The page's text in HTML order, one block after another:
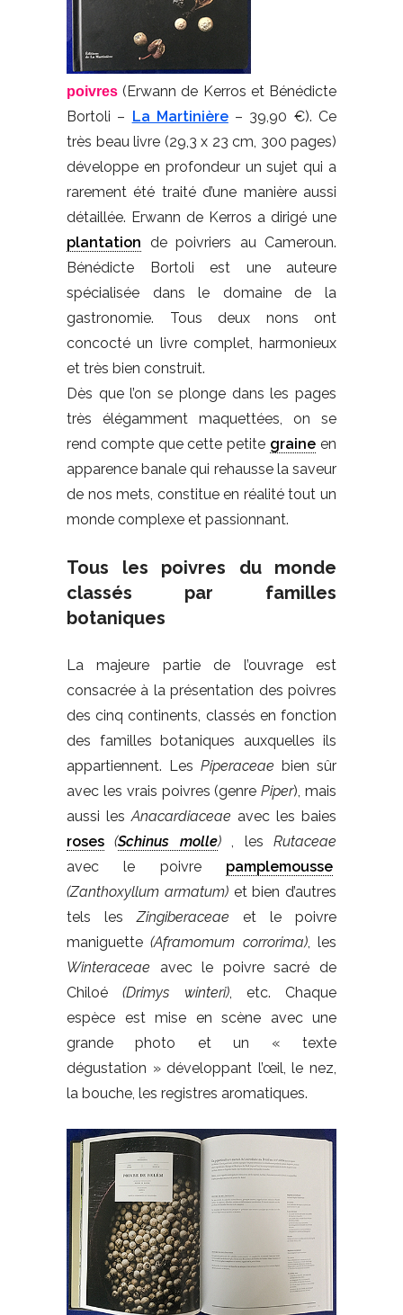
poivres(Erwann de Kerros et Bénédicte
Bortoli – La Martinière– 39,90 €). Ce
très beau livre (29,3 x 23 cm, 300 pages)
développe en profondeur un sujet qui a
rarement été traité d’une manière aussi
détaillée. Erwann de Kerros a dirigé une
plantation de poivriers au Cameroun.
Bénédicte Bortoli est une auteure
spécialisée dans le domaine de la
gastronomie. Tous deux nons ont
concocté un livre complet, harmonieux
et très bien construit.
Dès que l’on se plonge dans les pages
très élégamment maquettées, on se
rend compte que cette petite graine en
apparence banale qui rehausse la saveur
de nos mets, constitue en réalité tout un
monde complexe et passionnant.
Tous les poivres du monde
classés par familles
botaniques
La majeure partie de l’ouvrage est
consacrée à la présentation des poivres
des cinq continents, classés en fonction
des familles botaniques auxquelles ils
appartiennent. Les Piperaceae bien sûr
avec les vrais poivres (genrePiper), mais
aussi les Anacardiaceae avec les baies
roses
(Schinus molle), lesRutaceae
avec le poivre pamplemousse
(Zanthoxyllum armatum)et bien d’autres
tels les Zingiberaceae et le poivre
maniguette(Aframomum corrorima), les
Winteraceae avec le poivre sacré de
Chiloé(Drimys winteri), etc. Chaque
espèce est mise en scène avec une
grande photo et un « texte
dégustation » développant l’œil, le nez,
la bouche, les registres aromatiques.